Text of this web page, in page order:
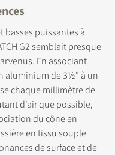
basses puissantes à
G2 semblait presque
En associant
aluminium de 3½" à un
chaque millimètre de
d‘air que possible,
du cône en
en tissu souple
de surface et de